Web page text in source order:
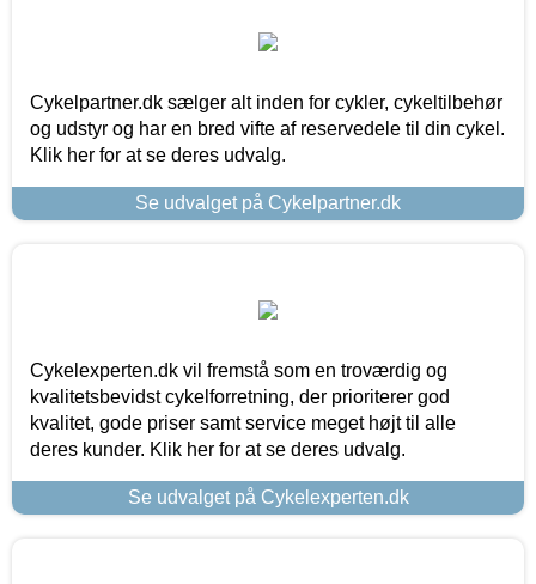
Cykelpartner.dk sælger alt inden for cykler, cykeltilbehør
og udstyr og har en bred vifte af reservedele til din cykel.
Klik her for at se deres udvalg.
Se udvalget på Cykelpartner.dk
Cykelexperten.dk vil fremstå som en troværdig og
kvalitetsbevidst cykelforretning, der prioriterer god
kvalitet, gode priser samt service meget højt til alle
deres kunder. Klik her for at se deres udvalg.
Se udvalget på Cykelexperten.dk